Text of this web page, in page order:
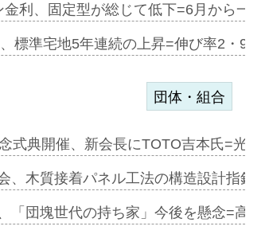
金利、固定型が総じて低下=6月から一
標準宅地5年連続の上昇=伸び率2・
団体・組合
式典開催、新会長にTOTO吉本氏=光
、木質接着パネル工法の構造設計指針
「団塊世代の持ち家」今後を懸念=高